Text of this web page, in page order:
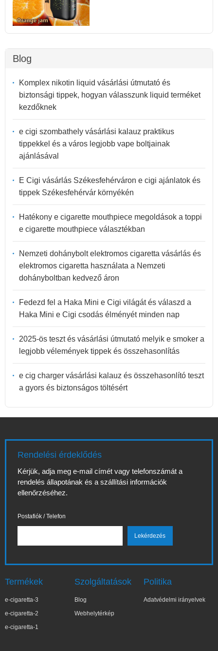
Blog
Komplex nikotin liquid vásárlási útmutató és
biztonsági tippek, hogyan válasszunk liquid terméket
kezdőknek
e cigi szombathely vásárlási kalauz praktikus
tippekkel és a város legjobb vape boltjainak
ajánlásával
E Cigi vásárlás Székesfehérváron e cigi ajánlatok és
tippek Székesfehérvár környékén
Hatékony e cigarette mouthpiece megoldások a toppi
e cigarette mouthpiece választékban
Nemzeti dohánybolt elektromos cigaretta vásárlás és
elektromos cigaretta használata a Nemzeti
dohányboltban kedvező áron
Fedezd fel a Haka Mini e Cigi világát és válaszd a
Haka Mini e Cigi csodás élményét minden nap
2025-ös teszt és vásárlási útmutató melyik e smoker a
legjobb vélemények tippek és összehasonlítás
e cig charger vásárlási kalauz és összehasonlító teszt
a gyors és biztonságos töltésért
Rendelési érdeklődés
Kérjük, adja meg e-mail címét vagy telefonszámát a
rendelés állapotának és a szállítási információk
ellenőrzéséhez.
Postafiók / Telefon
Termékek
e-cigaretta-3
e-cigaretta-2
e-cigaretta-1
Szolgáltatások
Blog
Webhelytérkép
Politika
Adatvédelmi irányelvek